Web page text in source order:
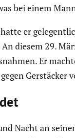
bei einem
er
diesem 29.
Er
Nacht an